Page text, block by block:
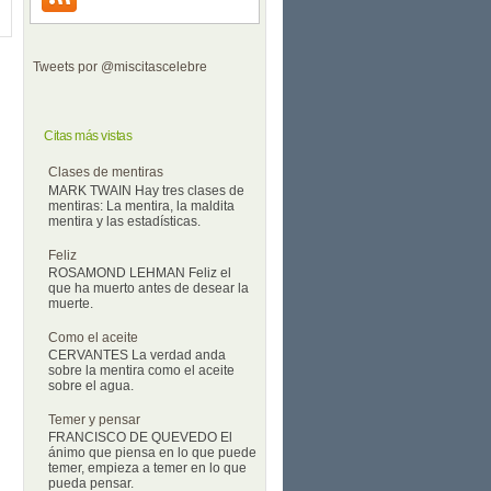
Tweets por @miscitascelebre
Citas más vistas
Clases de mentiras
MARK TWAIN Hay tres clases de
mentiras: La mentira, la maldita
mentira y las estadísticas.
Feliz
ROSAMOND LEHMAN Feliz el
que ha muerto antes de desear la
muerte.
Como el aceite
CERVANTES La verdad anda
sobre la mentira como el aceite
sobre el agua.
Temer y pensar
FRANCISCO DE QUEVEDO El
ánimo que piensa en lo que puede
temer, empieza a temer en lo que
pueda pensar.